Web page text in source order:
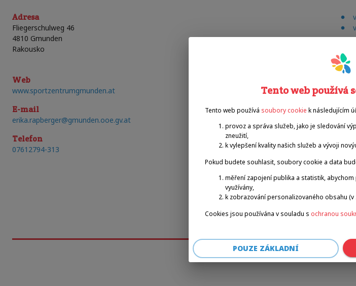
Adresa
Fliegerschulweg 46
4810 Gmunden
Rakousko
Web
www.sportzentrumgmunden.at
E-mail
erika.rapberger@gmunden.ooe.gv.at
Telefon
07612794-313
Tento web používá
Tento web používá soubory cookie k následujícím
provoz a správa služeb, jako je sledování
zneužití,
k vylepšení kvality našich služeb a vývoji
Pokud budete souhlasit, soubory cookie a data
měření zapojení publika a statistik,
využívány,
k zobrazování personalizovaného obsahu (v
Cookies jsou používána v souladu s ochranou
POUZE ZÁKLADNÍ